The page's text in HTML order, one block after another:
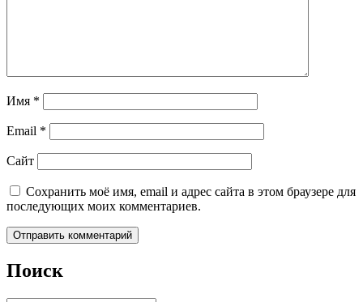
Имя *
Email *
Сайт
Сохранить моё имя, email и адрес сайта в этом браузере для
последующих моих комментариев.
Поиск